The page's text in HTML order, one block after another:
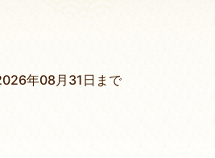
年08月31日まで